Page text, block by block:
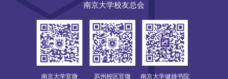
南京大学校友总会
南京大学官微 苏州校区官微 南京大学健雄书院